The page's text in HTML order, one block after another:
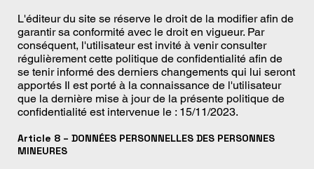
L'éditeur du site se réserve le droit de la modifier afin de
garantir sa conformité avec le droit en vigueur. Par
conséquent, l'utilisateur est invité à venir consulter
régulièrement cette politique de confidentialité afin de
se tenir informé des derniers changements qui lui seront
apportés Il est porté à la connaissance de l'utilisateur
que la dernière mise à jour de la présente politique de
confidentialité est intervenue le : 15/11/2023.
Article 8 – DONNÉES PERSONNELLES DES PERSONNES
MINEURES